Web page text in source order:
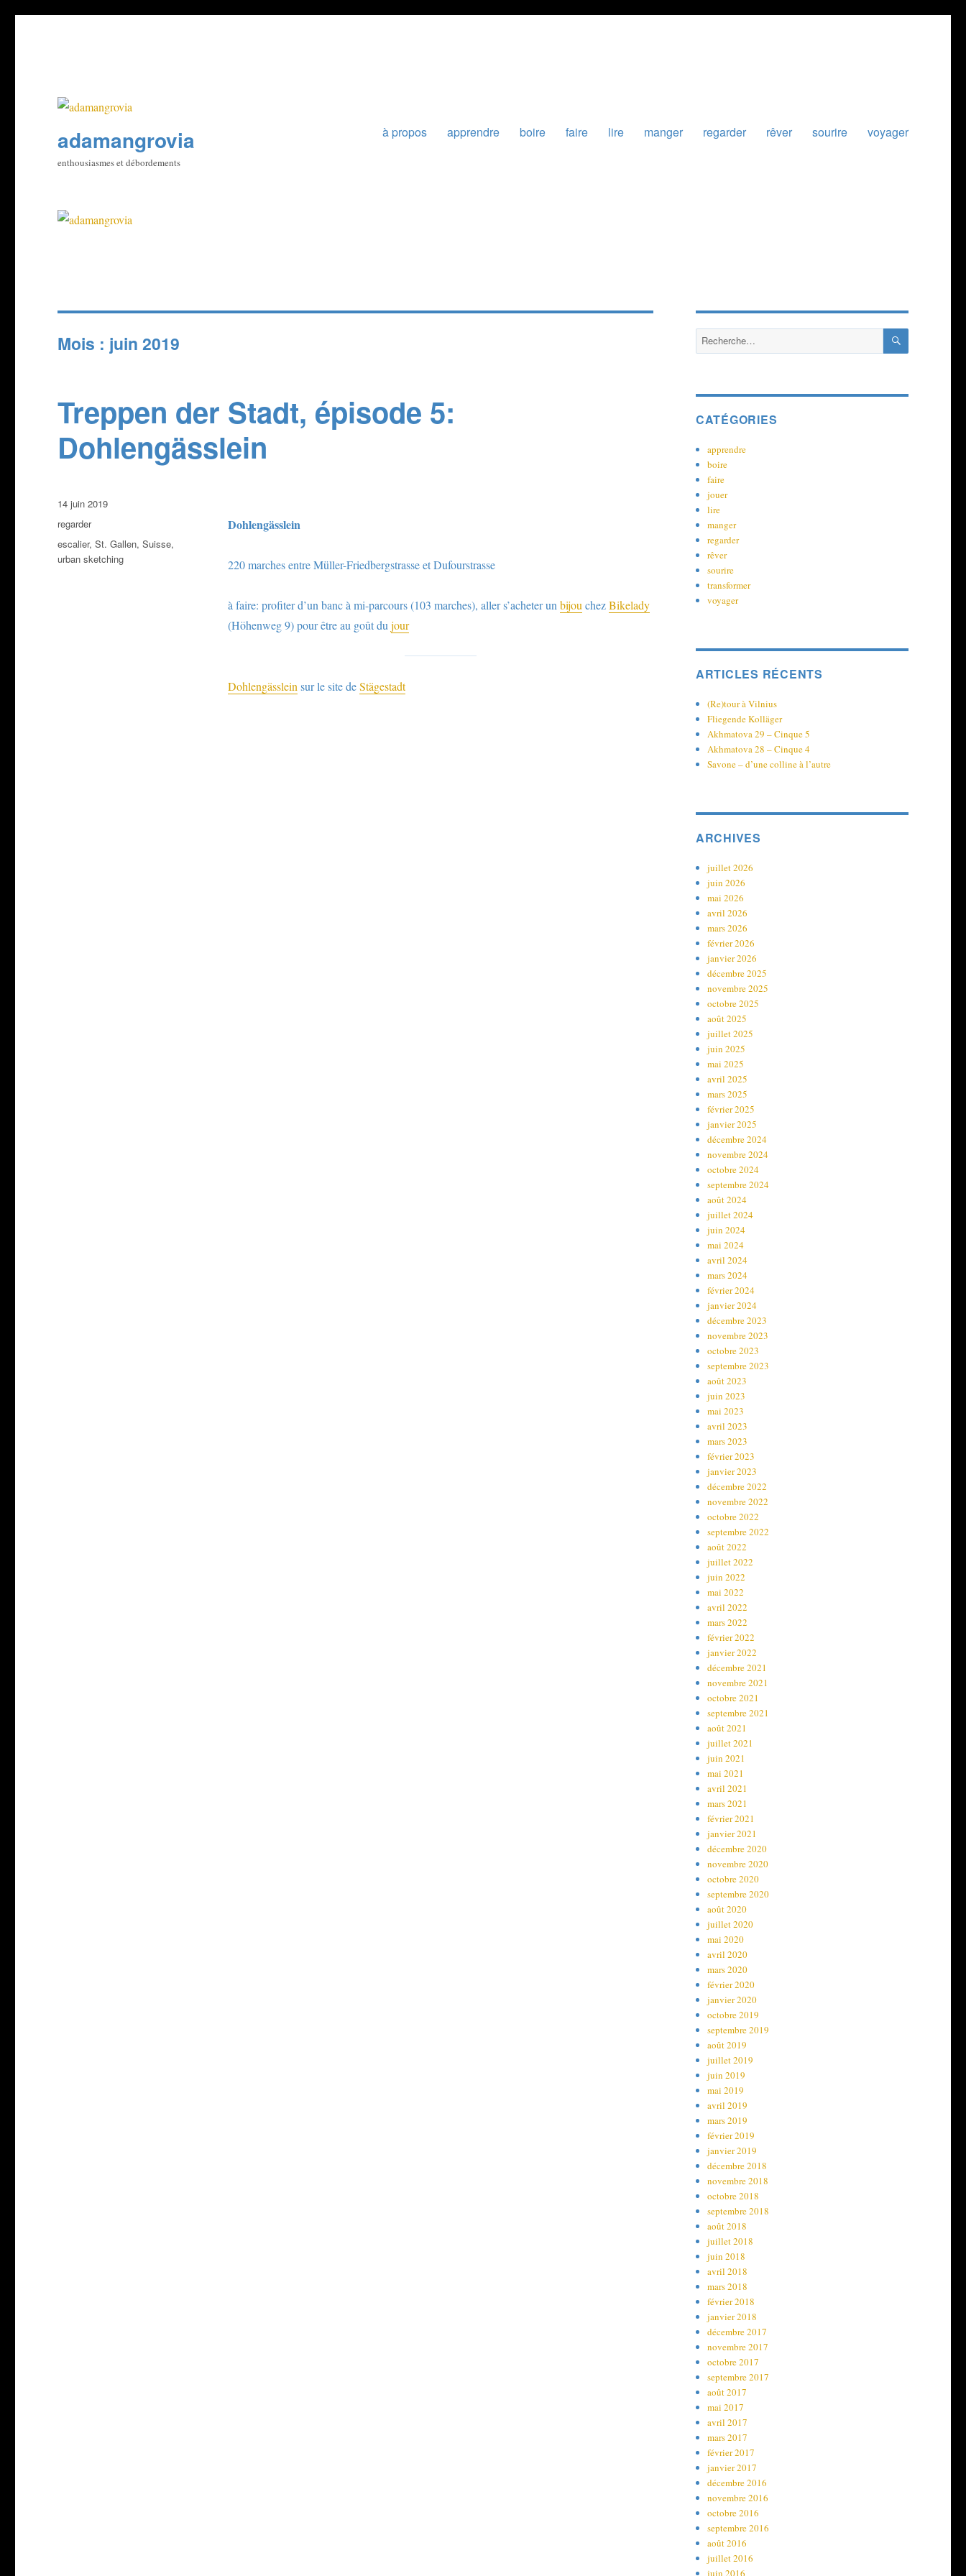
adamangrovia
enthousiasmes et débordements
à propos apprendre boire faire lire manger regarder rêver sourire voyager
Mois : juin 2019
Treppen der Stadt, épisode 5:
Dohlengässlein
Dohlengässlein
220 marches entre Müller-Friedbergstrasse et Dufourstrasse
à faire: profiter d’un banc à mi-parcours (103 marches), aller s’acheter un bijou chezBikelady
(Höhenweg 9) pour être au goût du jour
Dohlengässlein sur le site deStägestadt
Publié
14 juin 2019
Catégories
regarder
Étiquettes
escalier,St. Gallen,Suisse,
urban sketching
Recherche
pour :
CATÉGORIES
apprendre
boire
faire
jouer
lire
manger
regarder
rêver
sourire
transformer
voyager
ARTICLES RÉCENTS
(Re)tour à Vilnius
Fliegende Kolläger
Akhmatova 29 – Cinque 5
Akhmatova 28 – Cinque 4
Savone – d’une colline à l’autre
ARCHIVES
juillet 2026
juin 2026
mai 2026
avril 2026
mars 2026
février 2026
janvier 2026
décembre 2025
novembre 2025
octobre 2025
août 2025
juillet 2025
juin 2025
mai 2025
avril 2025
mars 2025
février 2025
janvier 2025
décembre 2024
novembre 2024
octobre 2024
septembre 2024
août 2024
juillet 2024
juin 2024
mai 2024
avril 2024
mars 2024
février 2024
janvier 2024
décembre 2023
novembre 2023
octobre 2023
septembre 2023
août 2023
juin 2023
mai 2023
avril 2023
mars 2023
février 2023
janvier 2023
décembre 2022
novembre 2022
octobre 2022
septembre 2022
août 2022
juillet 2022
juin 2022
mai 2022
avril 2022
mars 2022
février 2022
janvier 2022
décembre 2021
novembre 2021
octobre 2021
septembre 2021
août 2021
juillet 2021
juin 2021
mai 2021
avril 2021
mars 2021
février 2021
janvier 2021
décembre 2020
novembre 2020
octobre 2020
septembre 2020
août 2020
juillet 2020
mai 2020
avril 2020
mars 2020
février 2020
janvier 2020
octobre 2019
septembre 2019
août 2019
juillet 2019
juin 2019
mai 2019
avril 2019
mars 2019
février 2019
janvier 2019
décembre 2018
novembre 2018
octobre 2018
septembre 2018
août 2018
juillet 2018
juin 2018
avril 2018
mars 2018
février 2018
janvier 2018
décembre 2017
novembre 2017
octobre 2017
septembre 2017
août 2017
mai 2017
avril 2017
mars 2017
février 2017
janvier 2017
décembre 2016
novembre 2016
octobre 2016
septembre 2016
août 2016
juillet 2016
juin 2016